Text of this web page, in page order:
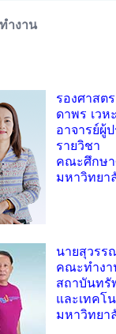
ำงาน
รองศาสต
ดาพร เวห
อาจารย์ผู้
รายวิชา
คณะศึกษา
มหาวิทย
นายสุวร
คณะทำง
สถาบันทรั
และเทคโ
มหาวิทย